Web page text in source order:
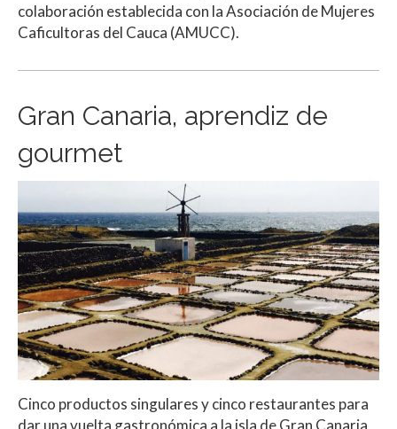
colaboración establecida con la Asociación de Mujeres
Caficultoras del Cauca (AMUCC).
Gran Canaria, aprendiz de
gourmet
Cinco productos singulares y cinco restaurantes para
dar una vuelta gastronómica a la isla de Gran Canaria